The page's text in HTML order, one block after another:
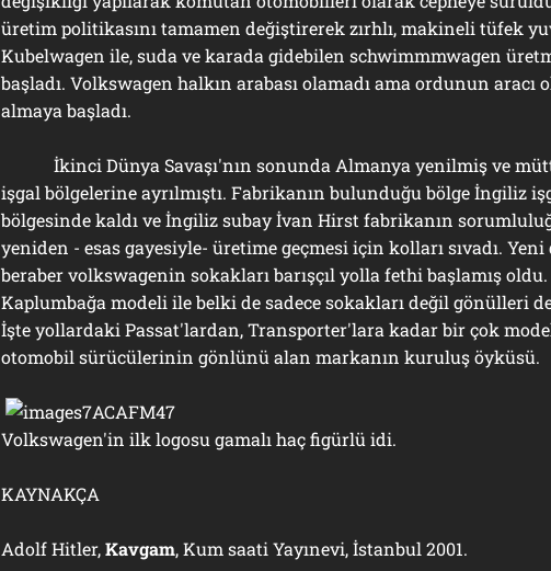
üretim politikasını tamamen değiştirerek zırhlı, makineli tüfek
Kubelwagen ile, suda ve karada gidebilen schwimmmwagen
başladı. Volkswagen halkın arabası olamadı ama ordunun aracı
almaya başladı.
İkinci Dünya Savaşı'nın sonunda Almanya yenilmiş ve
işgal bölgelerine ayrılmıştı. Fabrikanın bulunduğu bölge İngiliz
bölgesinde kaldı ve İngiliz subay İvan Hirst fabrikanın
yeniden - esas gayesiyle- üretime geçmesi için kolları sıvadı.
beraber volkswagenin sokakları barışçıl yolla fethi başlamış oldu.
Kaplumbağa modeli ile belki de sadece sokakları değil gönülleri
İşte yollardaki Passat'lardan, Transporter'lara kadar bir çok
otomobil sürücülerinin gönlünü alan markanın kuruluş öyküsü.
Volkswagen'in ilk logosu gamalı haç figürlü idi.
KAYNAKÇA
Adolf Hitler,Kavgam, Kum saati Yayınevi, İstanbul 2001.